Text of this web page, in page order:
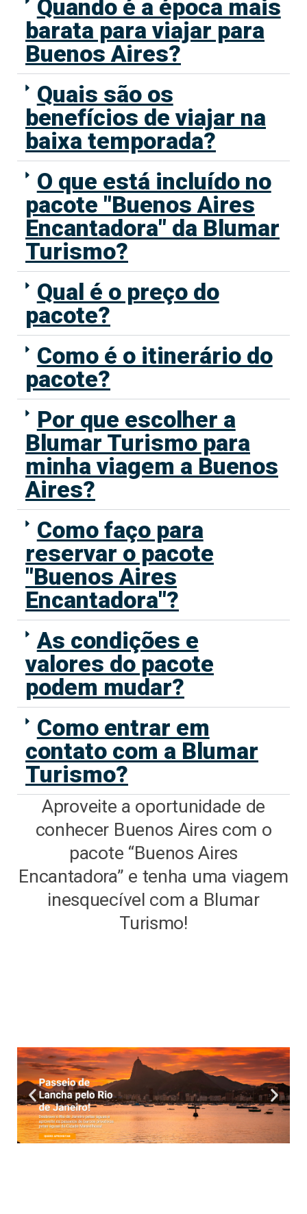
Quando é a época mais
barata para viajar para
Buenos Aires?
Quais são os
benefícios de viajar na
baixa temporada?
O que está incluído no
pacote "Buenos Aires
Encantadora" da Blumar
Turismo?
Qual é o preço do
pacote?
Como é o itinerário do
pacote?
Por que escolher a
Blumar Turismo para
minha viagem a Buenos
Aires?
Como faço para
reservar o pacote
"Buenos Aires
Encantadora"?
As condições e
valores do pacote
podem mudar?
Como entrar em
contato com a Blumar
Turismo?
Aproveite a oportunidade de
conhecer Buenos Aires com o
pacote “Buenos Aires
Encantadora” e tenha uma viagem
inesquecível com a Blumar
Turismo!